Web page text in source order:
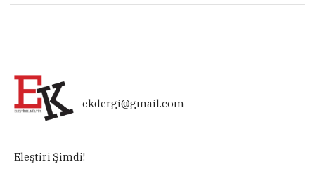
ekdergi@gmail.com
Eleştiri Şimdi!